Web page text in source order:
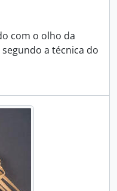
com o olho da
a técnica do